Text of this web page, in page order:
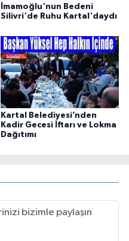
İmamoğlu'nun Bedeni
Silivri'de Ruhu Kartal'daydı
Kartal Belediyesi’nden
Kadir Gecesi İftarı ve Lokma
Dağıtımı